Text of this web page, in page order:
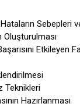
Hataların Sebepleri
Oluşturulması
Etkileyen
Teknikleri
Hazırlanması